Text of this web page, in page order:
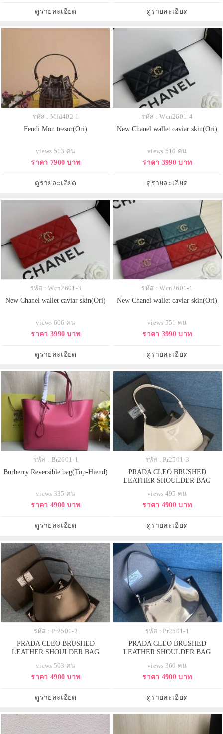
ดูรายละเอียด ดูรายละเอียด
รหัส : Mfd402-1
Fendi Mon tresor(Ori)
views 513 คน
ราคา 7900 บาท
ดูรายละเอียด
รหัส : Wcn2601-4
New Chanel wallet caviar skin(Ori)
views 510 คน
ราคา 3990 บาท
ดูรายละเอียด
รหัส : Wcn2601-3
New Chanel wallet caviar skin(Ori)
views 606 คน
ราคา 3990 บาท
ดูรายละเอียด
รหัส : Wcn2601-1
New Chanel wallet caviar skin(Ori)
views 551 คน
ราคา 3990 บาท
ดูรายละเอียด
รหัส : Br2601-1
Burberry Reversible bag(Top-Hiend)
views 335 คน
ราคา 4900 บาท
ดูรายละเอียด
รหัส : Pr2501-3
PRADA CLEO BRUSHED
LEATHER SHOULDER BAG
views 495 คน
ราคา 4900 บาท
ดูรายละเอียด
รหัส : Pr2501-2
PRADA CLEO BRUSHED
LEATHER SHOULDER BAG
views 503 คน
ราคา 4900 บาท
ดูรายละเอียด
รหัส : Pr2501-1
PRADA CLEO BRUSHED
LEATHER SHOULDER BAG
views 360 คน
ราคา 4900 บาท
ดูรายละเอียด